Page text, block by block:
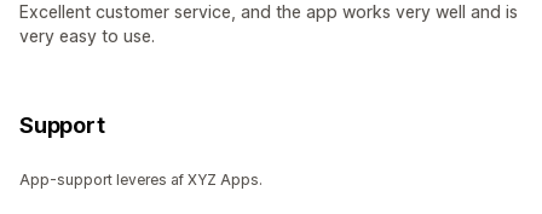
Excellent customer service, and the app works very well and is
very easy to use.
Support
App-support leveres af XYZ Apps.